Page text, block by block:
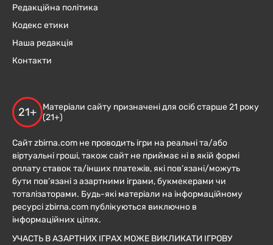
Редакційна політика
Кодекс етики
Наша редакція
Контакти
21+
Матеріали сайту призначені для осіб старше 21 року
(21+)
Сайт zbirna.com не проводить ігри на реальні та/або
віртуальні гроші, також сайт не приймає ні в якій формі
оплату ставок та/інших платежів, які пов’язані/можуть
бути пов’язані з азартними іграми, букмекерами чи
тоталізаторами. Будь-які матеріали на інформаційному
ресурсі zbirna.com публікуються виключно в
інформаційних цілях.
УЧАСТЬ В АЗАРТНИХ ІГРАХ МОЖЕ ВИКЛИКАТИ ІГРОВУ